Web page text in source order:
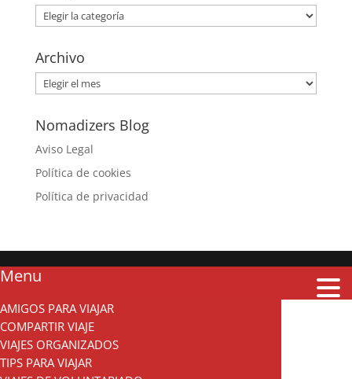
Categorías
Archivo
Archivo
Nomadizers Blog
Aviso Legal
Política de cookies
Política de privacidad
Menu
AMIGOS PARA VIAJAR
COMPARTIR VIAJE
VIAJES ORGANIZADOS
TIPS PARA VIAJAR